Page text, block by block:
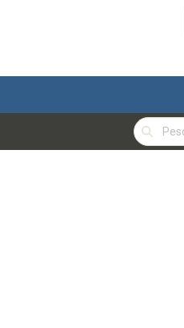
PESQUISAR